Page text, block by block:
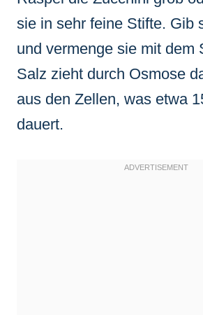
sie in sehr feine Stifte. Gib
und vermenge sie mit dem
Salz zieht durch Osmose
aus den Zellen, was etwa
dauert.